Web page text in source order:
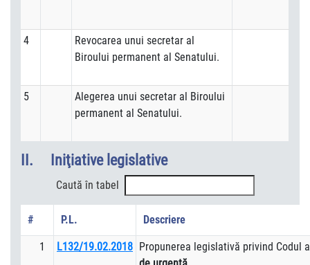
4
Revocarea unui secretar al
Biroului permanent al Senatului.
5
Alegerea unui secretar al Biroului
permanent al Senatului.
II. Iniţiative legislative
Caută în tabel
# P.L. Descriere
1 L132/19.02.2018 Propunerea legislativă privind Codul